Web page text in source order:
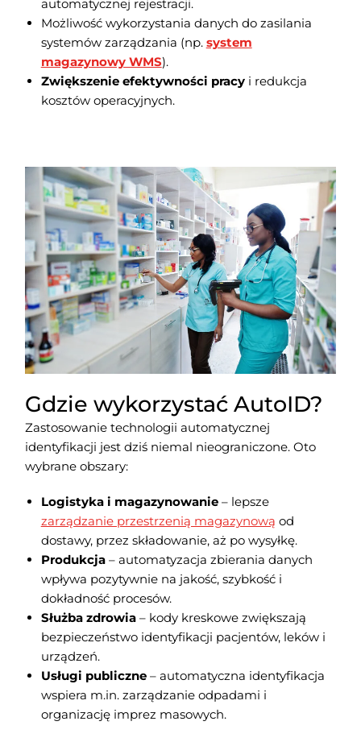
automatycznej rejestracji.
Możliwość wykorzystania danych do zasilania
systemów zarządzania (np. system
magazynowy WMS).
Zwiększenie efektywności pracyi redukcja
kosztów operacyjnych.
Gdzie wykorzystać AutoID?
Zastosowanie technologii automatycznej
identyfikacji jest dziś niemal nieograniczone. Oto
wybrane obszary:
Logistyka i magazynowanie– lepsze
zarządzanie przestrzenią magazynową od
dostawy, przez składowanie, aż po wysyłkę.
Produkcja– automatyzacja zbierania danych
wpływa pozytywnie na jakość, szybkość i
dokładność procesów.
Służba zdrowia– kody kreskowe zwiększają
bezpieczeństwo identyfikacji pacjentów, leków i
urządzeń.
Usługi publiczne– automatyczna identyfikacja
wspiera m.in. zarządzanie odpadami i
organizację imprez masowych.